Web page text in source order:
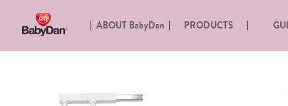
ABOUT BabyDan PRODUCTS